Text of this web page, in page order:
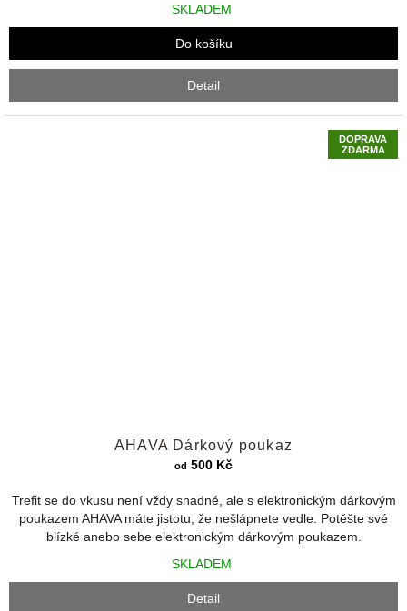
SKLADEM
Do košíku
Detail
DOPRAVA
ZDARMA
hodnocení
produktu
5,0
z
5
AHAVA Dárkový poukaz
od 500 Kč
Trefit se do vkusu není vždy snadné, ale s elektronickým dárkovým
poukazem AHAVA máte jistotu, že nešlápnete vedle. Potěšte své
blízké anebo sebe elektronickým dárkovým poukazem.
SKLADEM
Detail